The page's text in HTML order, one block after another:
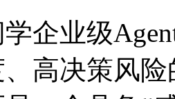
企业级Agent
、高决策